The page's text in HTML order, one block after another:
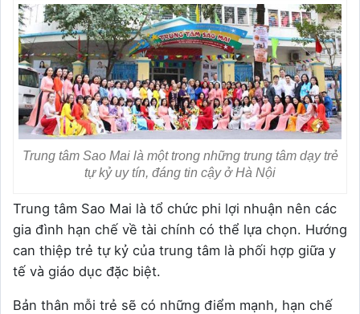
Trung tâm Sao Mai là một trong những trung tâm dạy trẻ
tự kỷ uy tín, đáng tin cậy ở Hà Nội
Trung tâm Sao Mai là tổ chức phi lợi nhuận nên các
gia đình hạn chế về tài chính có thể lựa chọn. Hướng
can thiệp trẻ tự kỷ của trung tâm là phối hợp giữa y
tế và giáo dục đặc biệt.
Bản thân mỗi trẻ sẽ có những điểm mạnh, hạn chế